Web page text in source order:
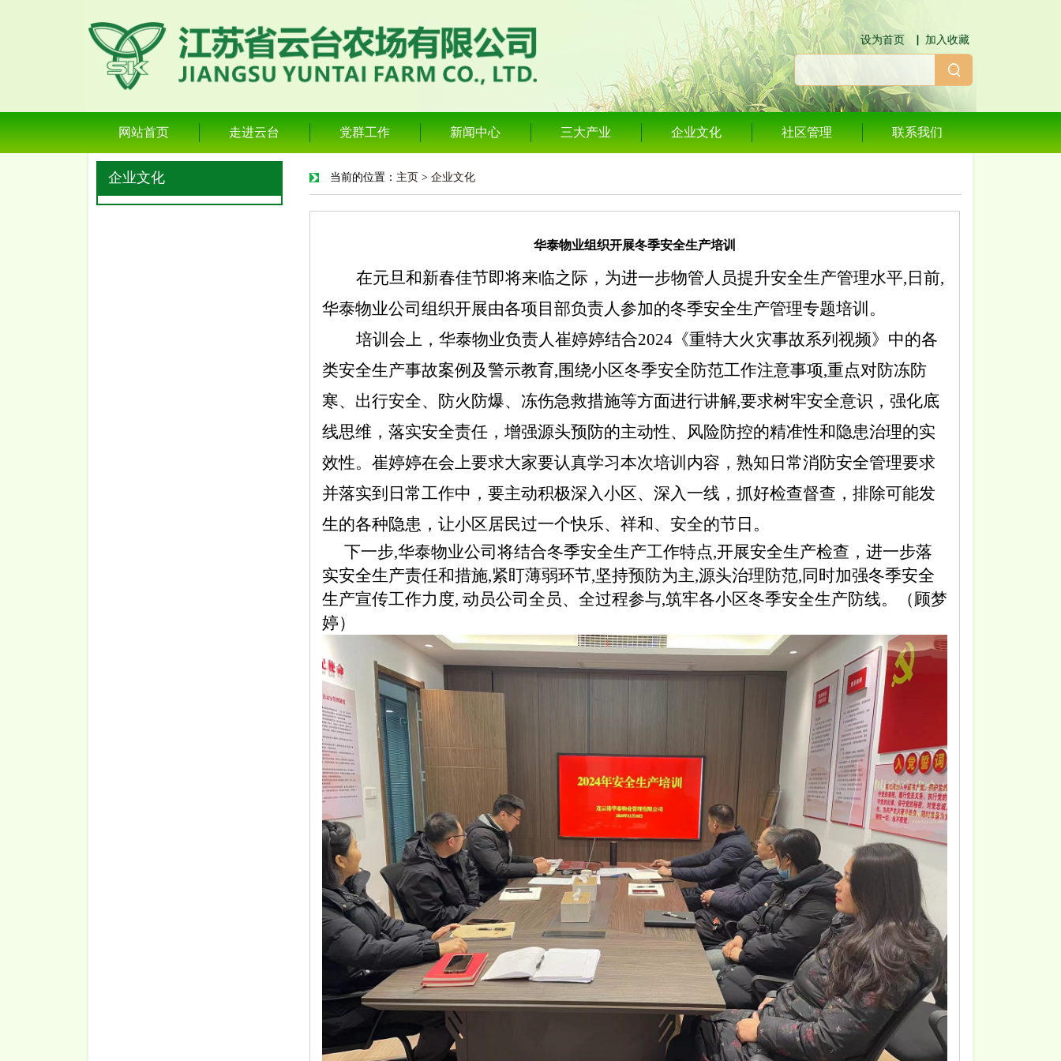
设为首页 ▕ 加入收藏
网站首页 走进云台 党群工作 新闻中心 三大产业 企业文化 社区管理 联系我们
企业文化 当前的位置： 主页 > 企业文化
华泰物业组织开展冬季安全生产培训
在元旦和新春佳节即将来临之际，为进一步物管人员提升安全生产管理水平,日前,
华泰物业公司组织开展由各项目部负责人参加的冬季安全生产管理专题培训。
培训会上，华泰物业负责人崔婷婷结合2024《重特大火灾事故系列视频》中的各
类安全生产事故案例及警示教育,围绕小区冬季安全防范工作注意事项,重点对防冻防
寒、出行安全、防火防爆、冻伤急救措施等方面进行讲解,要求树牢安全意识，强化底
线思维，落实安全责任，增强源头预防的主动性、风险防控的精准性和隐患治理的实
效性。崔婷婷在会上要求大家要认真学习本次培训内容，熟知日常消防安全管理要求
并落实到日常工作中，要主动积极深入小区、深入一线，抓好检查督查，排除可能发
生的各种隐患，让小区居民过一个快乐、祥和、安全的节日。
下一步,华泰物业公司将结合冬季安全生产工作特点,开展安全生产检查， 进一步落
实安全生产责任和措施,紧盯薄弱环节,坚持预防为主,源头治理防范,同时加强冬季安全
生产宣传工作力度, 动员公司全员、全过程参与,筑牢各小区冬季安全生产防线。（顾梦
婷）